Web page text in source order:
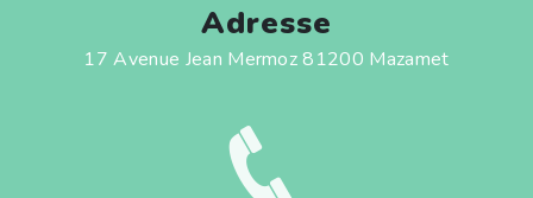
Adresse
17 Avenue Jean Mermoz 81200 Mazamet